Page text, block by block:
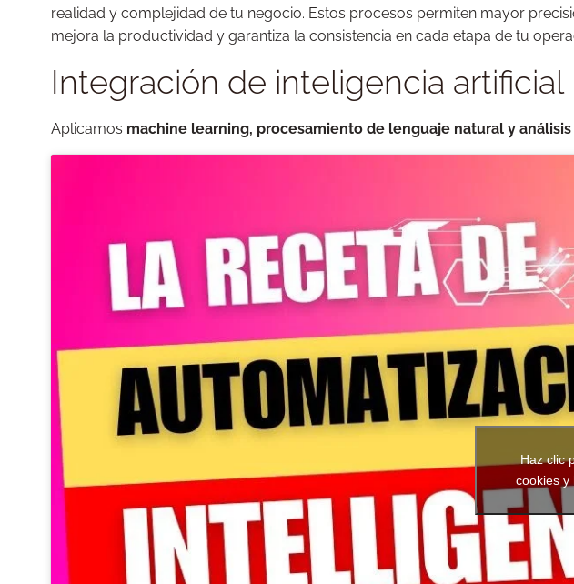
realidad y complejidad de tu negocio. Estos procesos permiten mayor
mejora la productividad y garantiza la consistencia en cada etapa de tu
Integración de inteligencia artificial
Aplicamos machine learning, procesamiento de lenguaje natural y
Haz clic
cookies y